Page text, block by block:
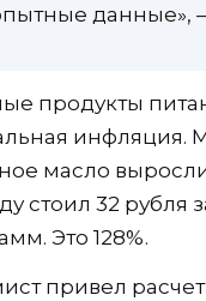
данные»,
продукты
инфляция.
масло выросли
стоил 32 рубля
Это 128%.
привел